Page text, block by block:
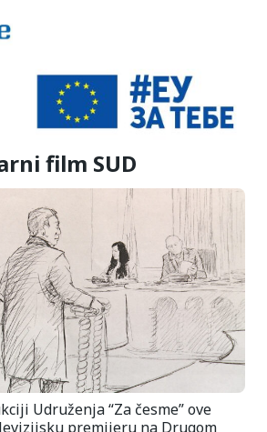
film SUD
Udruženja “Za česme” ove
premijeru na Drugom